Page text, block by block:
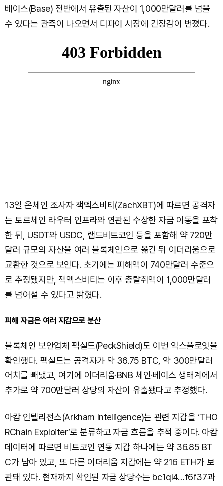
베이스(Base) 전반에서 유출된 자산이 1,000만달러를 넘을
수 있다는 관측이 나오면서 디파이 시장에 긴장감이 번졌다.
13일 온체인 조사자 잭엑스비티(ZachXBT)에 따르면 공격자
는 토르체인 라우터 인프라와 연관된 수상한 자금 이동을 포착
한 뒤, USDT와 USDC, 랩드비트코인 등을 포함해 약 720만
달러 규모의 자산을 여러 블록체인으로 옮긴 뒤 이더리움으로
교환한 것으로 보인다. 초기에는 피해액이 740만달러 수준으
로 추정됐지만, 잭엑스비티는 이후 총탈취액이 1,000만달러
를 넘어설 수 있다고 밝혔다.
피해 자금은 여러 지갑으로 분산
블록체인 보안업체 펙실드(PeckShield)도 이번 익스플로잇을
확인했다. 펙실드는 공격자가 약 36.75 BTC, 약 300만달러
어치를 빼냈고, 여기에 이더리움·BNB 체인·베이스 생태계에서
추가로 약 700만달러 상당의 자산이 유출됐다고 추정했다.
아캄 인텔리전스(Arkham Intelligence)는 관련 지갑을 ‘THO
RChain Exploiter’로 분류하고 자금 흐름을 추적 중이다. 아캄
데이터에 따르면 비트코인 연동 지갑 하나에는 약 36.85 BT
C가 남아 있고, 또 다른 이더리움 지갑에는 약 216 ETH가 보
관돼 있다. 현재까지 확인된 자금 상당수는 bc1ql4…f6f37과